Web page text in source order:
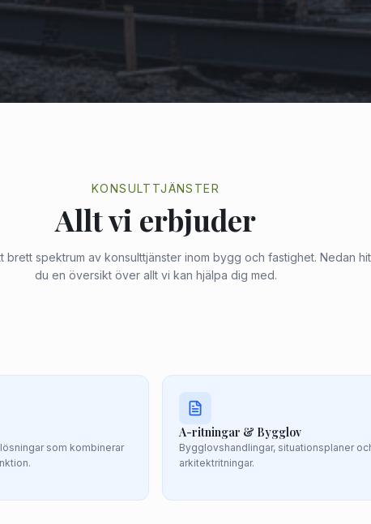
KONSULTTJÄNSTER
Allt vi erbjuder
brett spektrum av konsulttjänster inom bygg och fastighet. Nedan
du en översikt över allt vi kan hjälpa dig med.
som kombinerar
A-ritningar & Bygglov
Bygglovshandlingar, situationsplaner
arkitektritningar.